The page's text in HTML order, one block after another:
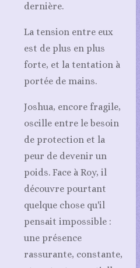
dernière.
La tension entre eux
est de plus en plus
forte, et la tentation à
portée de mains.
Joshua, encore fragile,
oscille entre le besoin
de protection et la
peur de devenir un
poids. Face à Roy, il
découvre pourtant
quelque chose qu'il
pensait impossible :
une présence
rassurante, constante,